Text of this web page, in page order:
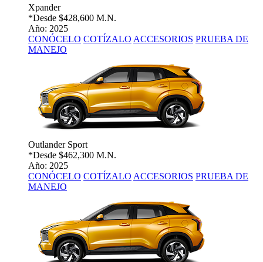
Xpander
*Desde $428,600 M.N.
Año: 2025
CONÓCELO COTÍZALO ACCESORIOS PRUEBA DE
MANEJO
Outlander Sport
*Desde $462,300 M.N.
Año: 2025
CONÓCELO COTÍZALO ACCESORIOS PRUEBA DE
MANEJO